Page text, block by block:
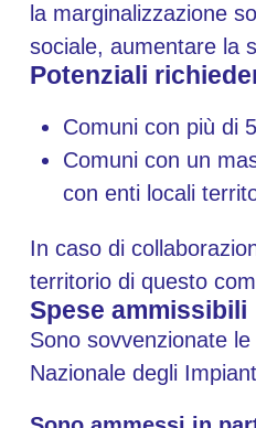
la marginalizzazione
sociale, aumentare la
Potenziali
Comuni con più di
Comuni con un
con enti locali
In caso di
territorio di questo
Spese ammissibili
Sono sovvenzionate
Nazionale degli